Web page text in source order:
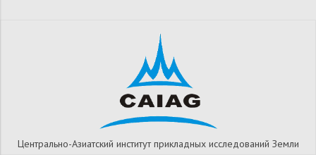
Центрально-Азиатский институт прикладных исследований Земли